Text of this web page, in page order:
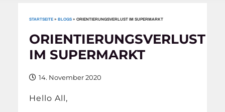
STARTSEITE »BLOGS »ORIENTIERUNGSVERLUST IM SUPERMARKT
ORIENTIERUNGSVERLUST
IM SUPERMARKT
14. November 2020
Hello All,